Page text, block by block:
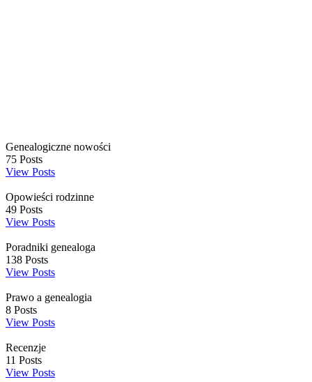
Genealogiczne nowości
75 Posts
View Posts
Opowieści rodzinne
49 Posts
View Posts
Poradniki genealoga
138 Posts
View Posts
Prawo a genealogia
8 Posts
View Posts
Recenzje
11 Posts
View Posts